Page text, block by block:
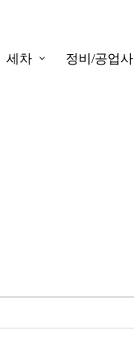
세차 정비/공업사